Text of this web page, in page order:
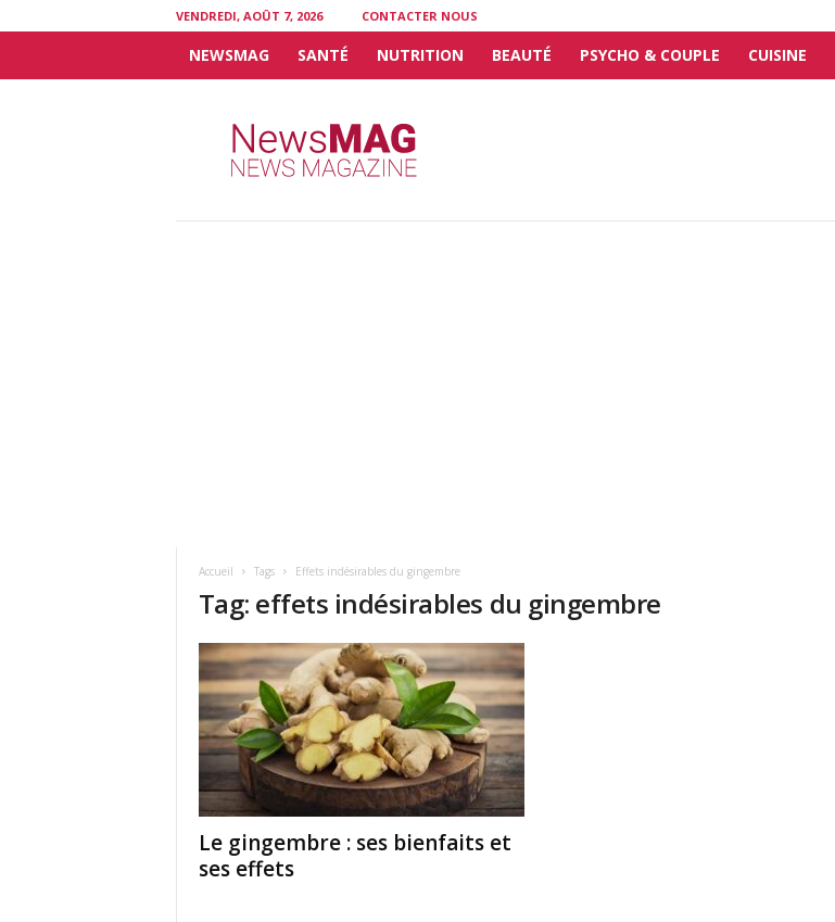
VENDREDI, AOÛT 7, 2026 CONTACTER NOUS
NEWSMAG SANTÉ NUTRITION BEAUTÉ PSYCHO & COUPLE CUISINE
Accueil Tags Effets indésirables du gingembre
Tag: effets indésirables du gingembre
Le gingembre : ses bienfaits et
ses effets